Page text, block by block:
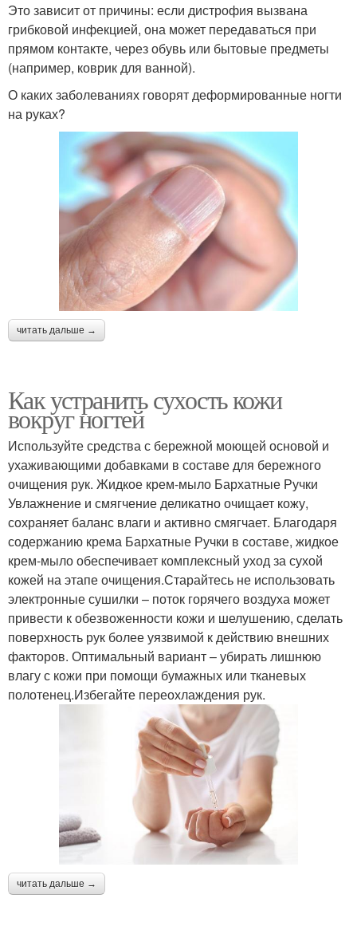
Это зависит от причины: если дистрофия вызвана
грибковой инфекцией, она может передаваться при
прямом контакте, через обувь или бытовые предметы
(например, коврик для ванной).
О каких заболеваниях говорят деформированные ногти
на руках?
читать дальше →
Как устранить сухость кожи
вокруг ногтей
Используйте средства с бережной моющей основой и
ухаживающими добавками в составе для бережного
очищения рук. Жидкое крем-мыло Бархатные Ручки
Увлажнение и смягчение деликатно очищает кожу,
сохраняет баланс влаги и активно смягчает. Благодаря
содержанию крема Бархатные Ручки в составе, жидкое
крем-мыло обеспечивает комплексный уход за сухой
кожей на этапе очищения.Старайтесь не использовать
электронные сушилки – поток горячего воздуха может
привести к обезвоженности кожи и шелушению, сделать
поверхность рук более уязвимой к действию внешних
факторов. Оптимальный вариант – убирать лишнюю
влагу с кожи при помощи бумажных или тканевых
полотенец.Избегайте переохлаждения рук.
читать дальше →